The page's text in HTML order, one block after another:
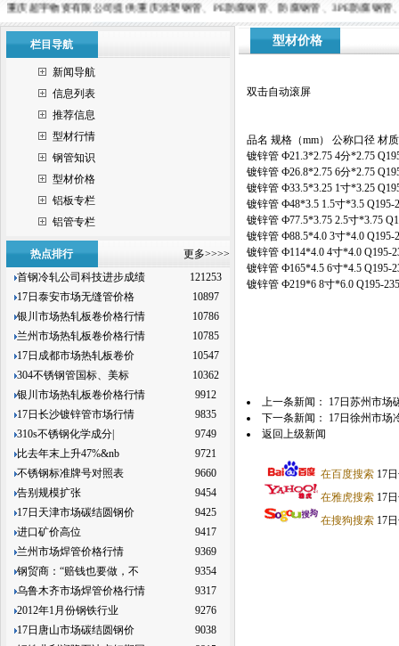
重庆超宇物资有限公司提供:重庆涂塑钢管、PE防腐钢管、防腐钢管、3PE防腐钢管
栏目导航
新闻导航
信息列表
推荐信息
型材行情
钢管知识
型材价格
铝板专栏
铝管专栏
热点排行
更多>>>>
首钢冷轧公司科技进步成绩
121253
17日泰安市场无缝管价格
10897
银川市场热轧板卷价格行情
10786
兰州市场热轧板卷价格行情
10785
17日成都市场热轧板卷价
10547
304不锈钢管国标、美标
10362
银川市场热轧板卷价格行情
9912
17日长沙镀锌管市场行情
9835
310s不锈钢化学成分|
9749
比去年末上升47%&nb
9721
不锈钢标准牌号对照表
9660
告别规模扩张
9454
17日天津市场碳结圆钢价
9425
进口矿价高位
9417
兰州市场焊管价格行情
9369
钢贸商：“赔钱也要做，不
9354
乌鲁木齐市场焊管价格行情
9317
2012年1月份钢铁行业
9276
17日唐山市场碳结圆钢价
9038
型材价格
双击自动滚屏
品名 规格（mm） 公称口径 材
镀锌管 Ф21.3*2.75 4分*2.75
镀锌管 Ф26.8*2.75 6分*2.75
镀锌管 Ф33.5*3.25 1寸*3.25
镀锌管 Ф48*3.5 1.5寸*3.5 Q195-
镀锌管 Ф77.5*3.75 2.5寸*3.75
镀锌管 Ф88.5*4.0 3寸*4.0 Q195-
镀锌管 Ф114*4.0 4寸*4.0 Q195-
镀锌管 Ф165*4.5 6寸*4.5 Q195-
镀锌管 Ф219*6 8寸*6.0 Q195-
上一条新闻：
17日苏州市场
下一条新闻：
17日徐州市场
返回上级新闻
在百度搜索17日
在雅虎搜索17日
在搜狗搜索17日